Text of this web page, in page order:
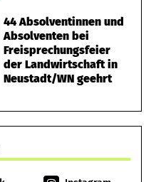
44 Absolventinnen und
Absolventen bei
Freisprechungsfeier
der Landwirtschaft in
Neustadt/WN geehrt